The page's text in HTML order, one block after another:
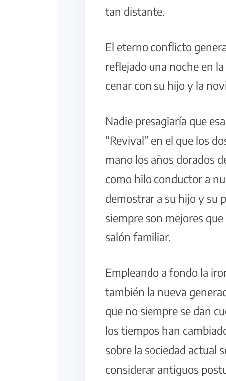
tan distante.
El eterno conflicto
reflejado una noche en
cenar con su hijo y la
Nadie presagiaría que
“Revival” en el que los
mano los años dorados
como hilo conductor a
demostrar a su hijo y su
siempre son mejores
salón familiar.
Empleando a fondo la
también la nueva
que no siempre se dan
los tiempos han
sobre la sociedad actual
considerar antiguos